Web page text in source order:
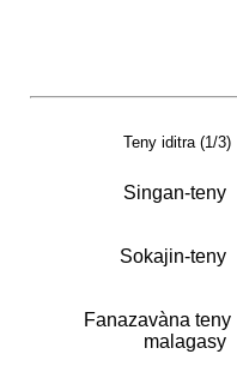
Teny iditra (1/3)
Singan-teny
Sokajin-teny
Fanazavàna teny
malagasy